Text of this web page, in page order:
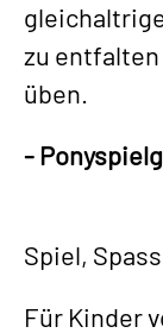
zu entfalten
üben.
-
Spiel,
Für Kinder